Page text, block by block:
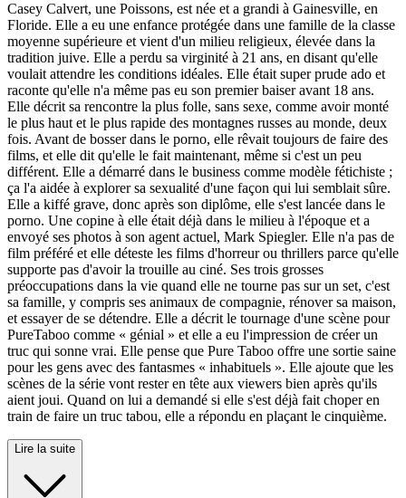
Casey Calvert, une Poissons, est née et a grandi à Gainesville, en
Floride. Elle a eu une enfance protégée dans une famille de la classe
moyenne supérieure et vient d'un milieu religieux, élevée dans la
tradition juive. Elle a perdu sa virginité à 21 ans, en disant qu'elle
voulait attendre les conditions idéales. Elle était super prude ado et
raconte qu'elle n'a même pas eu son premier baiser avant 18 ans.
Elle décrit sa rencontre la plus folle, sans sexe, comme avoir monté
le plus haut et le plus rapide des montagnes russes au monde, deux
fois. Avant de bosser dans le porno, elle rêvait toujours de faire des
films, et elle dit qu'elle le fait maintenant, même si c'est un peu
différent. Elle a démarré dans le business comme modèle fétichiste ;
ça l'a aidée à explorer sa sexualité d'une façon qui lui semblait sûre.
Elle a kiffé grave, donc après son diplôme, elle s'est lancée dans le
porno. Une copine à elle était déjà dans le milieu à l'époque et a
envoyé ses photos à son agent actuel, Mark Spiegler. Elle n'a pas de
film préféré et elle déteste les films d'horreur ou thrillers parce qu'elle
supporte pas d'avoir la trouille au ciné. Ses trois grosses
préoccupations dans la vie quand elle ne tourne pas sur un set, c'est
sa famille, y compris ses animaux de compagnie, rénover sa maison,
et essayer de se détendre. Elle a décrit le tournage d'une scène pour
PureTaboo comme « génial » et elle a eu l'impression de créer un
truc qui sonne vrai. Elle pense que Pure Taboo offre une sortie saine
pour les gens avec des fantasmes « inhabituels ». Elle ajoute que les
scènes de la série vont rester en tête aux viewers bien après qu'ils
aient joui. Quand on lui a demandé si elle s'est déjà fait choper en
train de faire un truc tabou, elle a répondu en plaçant le cinquième.
Lire la suite